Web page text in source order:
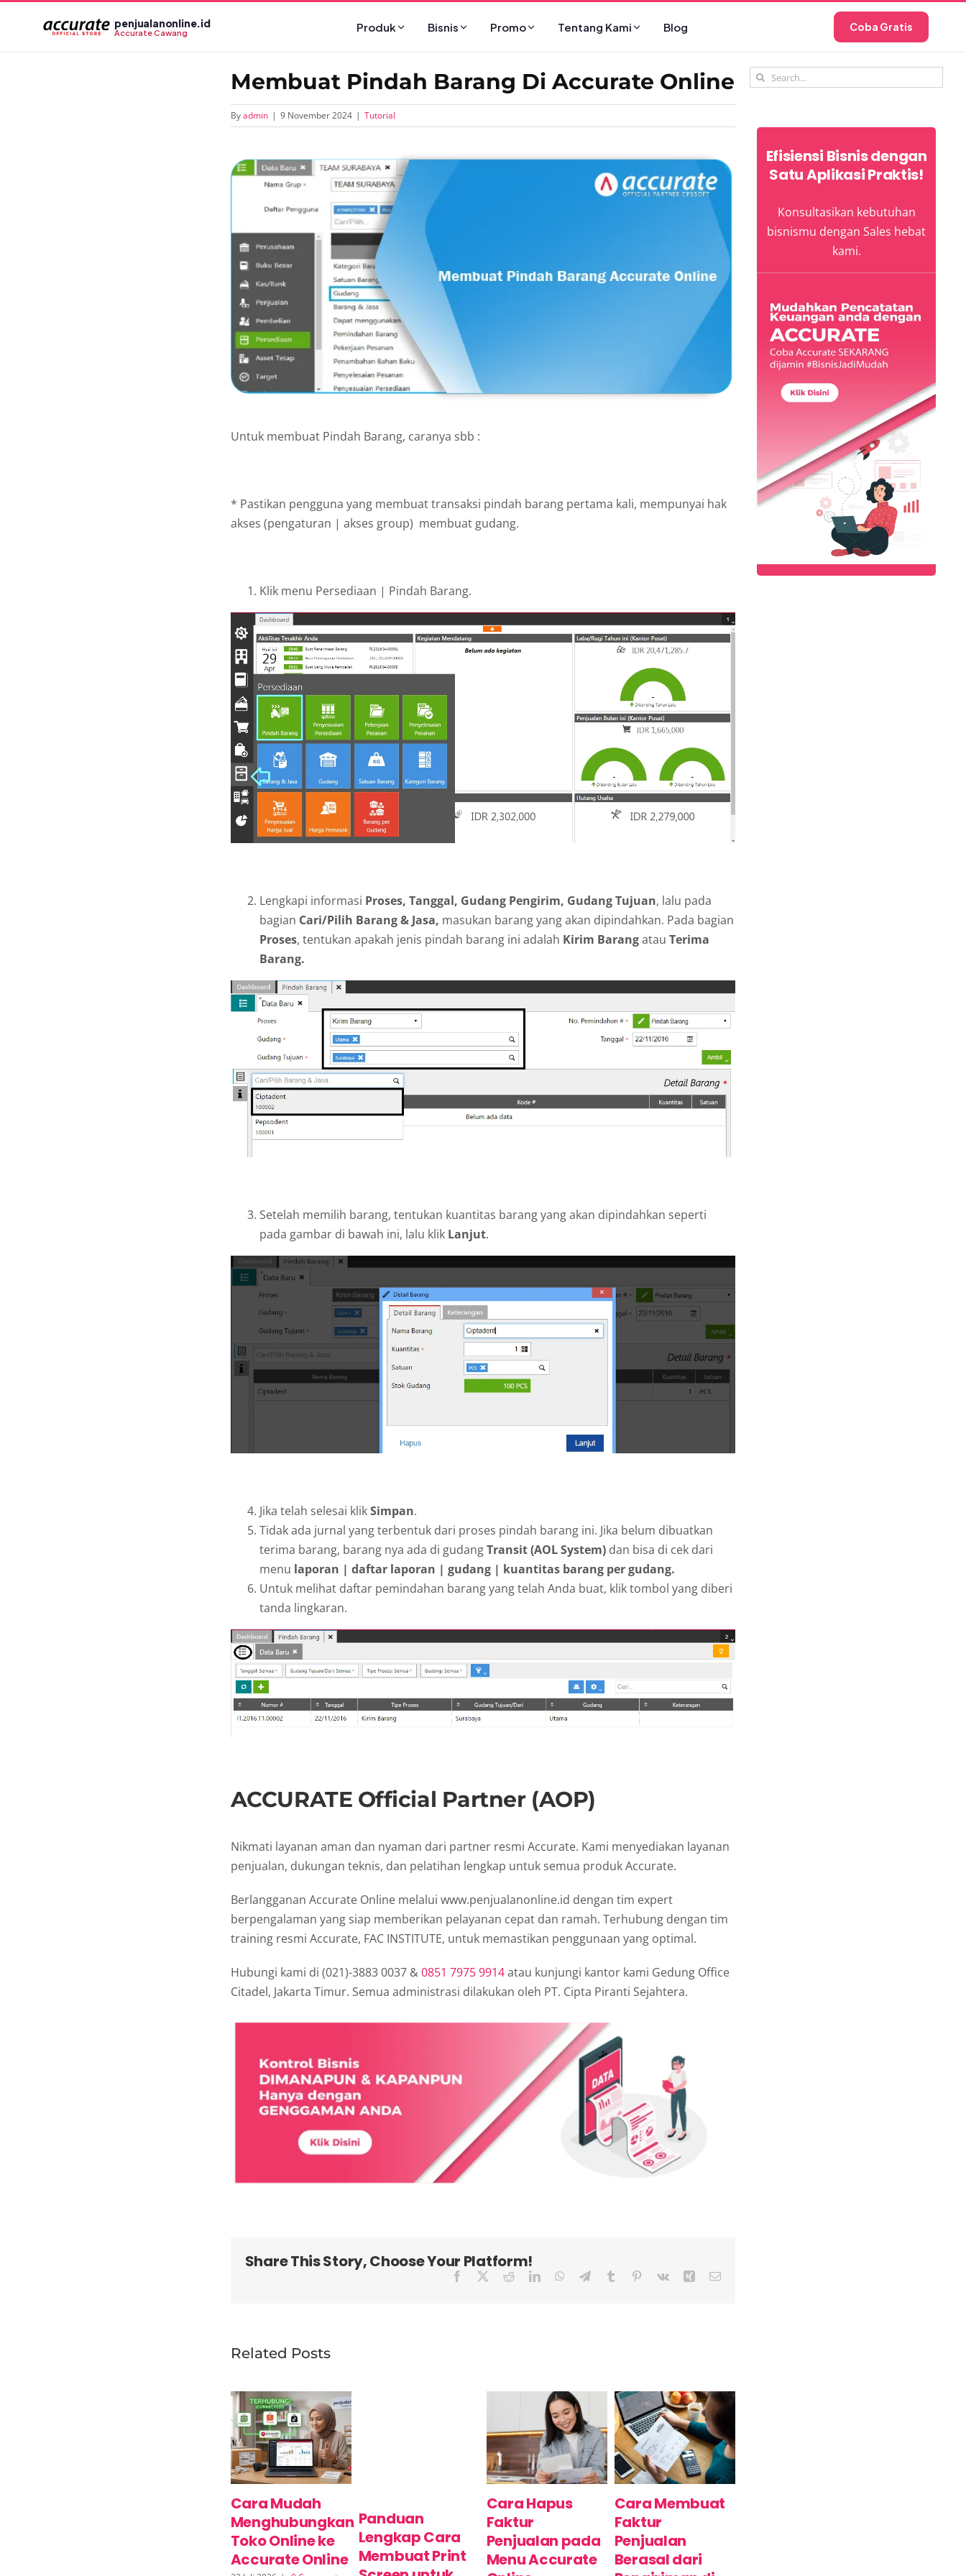
penjualanonline.id
Accurate Cawang Produk Bisnis Promo Tentang Kami Blog Coba Gratis
Membuat Pindah Barang Di Accurate Online
Byadmin | 9 November 2024 | Tutorial
View
Larger
Untuk membuat Pindah Barang, caranya sbb :
* Pastikan pengguna yang membuat transaksi pindah barang pertama kali, mempunyai hak
akses (pengaturan | akses group) membuat gudang.
Klik menu Persediaan | Pindah Barang.
Lengkapi informasi Proses, Tanggal, Gudang Pengirim, Gudang Tujuan, lalu pada
bagian Cari/Pilih Barang & Jasa, masukan barang yang akan dipindahkan. Pada bagian
Proses, tentukan apakah jenis pindah barang ini adalah Kirim Barangatau Terima
Barang.
Setelah memilih barang, tentukan kuantitas barang yang akan dipindahkan seperti
pada gambar di bawah ini, lalu klik Lanjut.
Jika telah selesai klikSimpan.
Tidak ada jurnal yang terbentuk dari proses pindah barang ini. Jika belum dibuatkan
terima barang, barang nya ada di gudangTransit (AOL System)dan bisa di cek dari
menu laporan | daftar laporan | gudang | kuantitas barang per gudang.
Untuk melihat daftar pemindahan barang yang telah Anda buat, klik tombol yang diberi
tanda lingkaran.
ACCURATE Official Partner (AOP)
Nikmati layanan aman dan nyaman dari partner resmi Accurate. Kami menyediakan layanan
penjualan, dukungan teknis, dan pelatihan lengkap untuk semua produk Accurate.
Berlangganan Accurate Online melalui www.penjualanonline.id dengan tim expert
berpengalaman yang siap memberikan pelayanan cepat dan ramah. Terhubung dengan tim
training resmi Accurate, FAC INSTITUTE, untuk memastikan penggunaan yang optimal.
Hubungi kami di (021)-3883 0037 &0851 7975 9914atau kunjungi kantor kami Gedung Office
Citadel, Jakarta Timur. Semua administrasi dilakukan oleh PT. Cipta Piranti Sejahtera.
Share This Story, Choose Your Platform!
Facebook RedditLinkedInWhatsApp
TelegramTumblr Pinterest
Vk Xing Email
Related Posts
Cara Mudah
Menghubungkan
Toko Online ke
Accurate Online
Panduan
Lengkap Cara
Membuat Print
Cara Hapus
Faktur
Penjualan pada
Menu Accurate
Cara Membuat
Faktur
Penjualan
Berasal dari
Search
Efisiensi Bisnis dengan
Satu Aplikasi Praktis!
Konsultasikan kebutuhan
bisnismu dengan Sales hebat
kami.